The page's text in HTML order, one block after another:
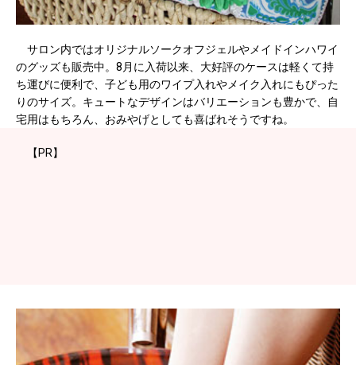
サロン内ではオリジナルソークオフジェルやメイドインハワイ
のグッズも販売中。8月に入荷以来、大好評のケースは軽くて持
ち運びに便利で、子ども用のワイプ入れやメイク入れにもぴった
りのサイズ。キュートなデザインはバリエーションも豊かで、自
宅用はもちろん、おみやげとしても喜ばれそうですね。
【PR】